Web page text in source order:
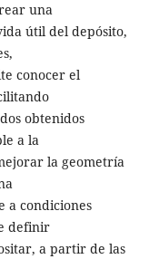
una
útil del depósito,
conocer el
obtenidos
a la
la geometría
a condiciones
definir
a partir de las